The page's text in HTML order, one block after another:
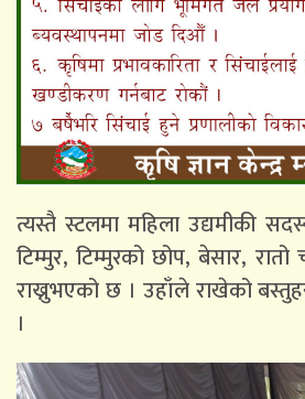
त्यस्तै स्टलमा महिला उद्यमीकी
टिम्मुर, टिम्मुरको छोप, बेसार, रातो
राख्नुभएको छ । उहाँले राखेको
।